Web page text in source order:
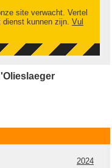
site verwacht. Vertel
kunnen zijn. Vul
2024